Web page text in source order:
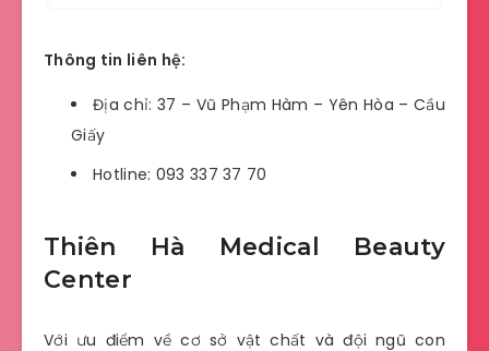
Thông tin liên hệ:
Địa chỉ: 37 – Vũ Phạm Hàm – Yên Hòa – Cầu
Giấy
Hotline: 093 337 37 70
Thiên Hà Medical Beauty
Center
Với ưu điểm về cơ sở vật chất và đội ngũ con